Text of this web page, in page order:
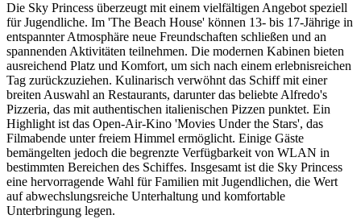
Die Sky Princess überzeugt mit einem vielfältigen Angebot speziell
für Jugendliche. Im 'The Beach House' können 13- bis 17-Jährige in
entspannter Atmosphäre neue Freundschaften schließen und an
spannenden Aktivitäten teilnehmen. Die modernen Kabinen bieten
ausreichend Platz und Komfort, um sich nach einem erlebnisreichen
Tag zurückzuziehen. Kulinarisch verwöhnt das Schiff mit einer
breiten Auswahl an Restaurants, darunter das beliebte Alfredo's
Pizzeria, das mit authentischen italienischen Pizzen punktet. Ein
Highlight ist das Open-Air-Kino 'Movies Under the Stars', das
Filmabende unter freiem Himmel ermöglicht. Einige Gäste
bemängelten jedoch die begrenzte Verfügbarkeit von WLAN in
bestimmten Bereichen des Schiffes. Insgesamt ist die Sky Princess
eine hervorragende Wahl für Familien mit Jugendlichen, die Wert
auf abwechslungsreiche Unterhaltung und komfortable
Unterbringung legen.